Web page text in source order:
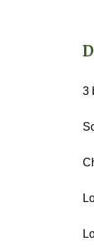
3